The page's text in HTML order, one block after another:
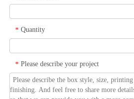
* Quantity
* Please describe your project